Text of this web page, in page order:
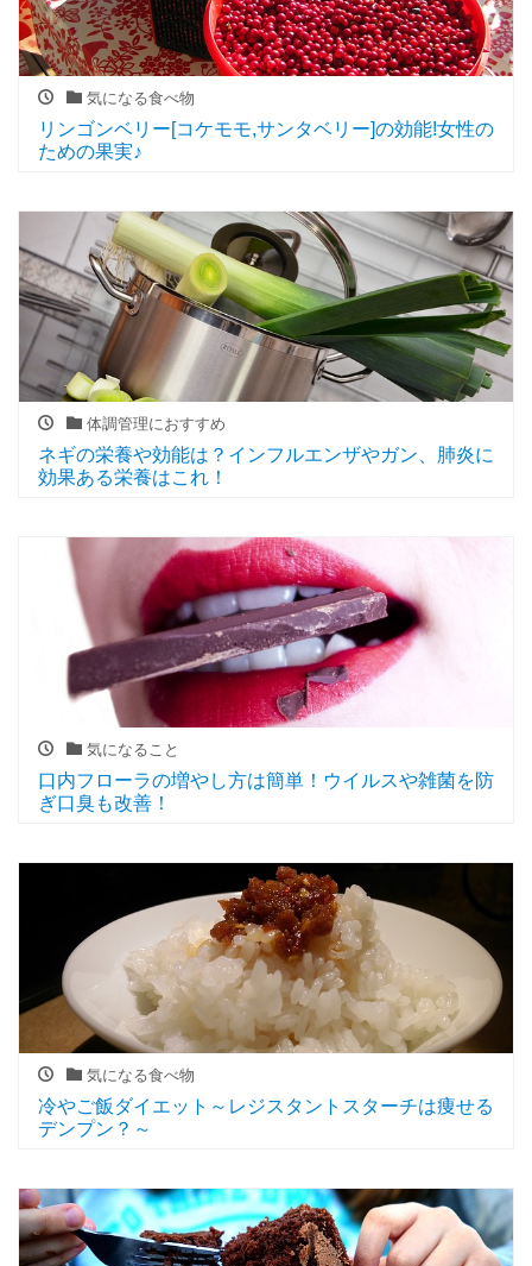
気になる食べ物
リンゴンベリー[コケモモ,サンタベリー]の効能!女性の
ための果実♪
体調管理におすすめ
ネギの栄養や効能は？インフルエンザやガン、肺炎に
効果ある栄養はこれ！
気になること
口内フローラの増やし方は簡単！ウイルスや雑菌を防
ぎ口臭も改善！
気になる食べ物
冷やご飯ダイエット～レジスタントスターチは痩せる
デンプン？～